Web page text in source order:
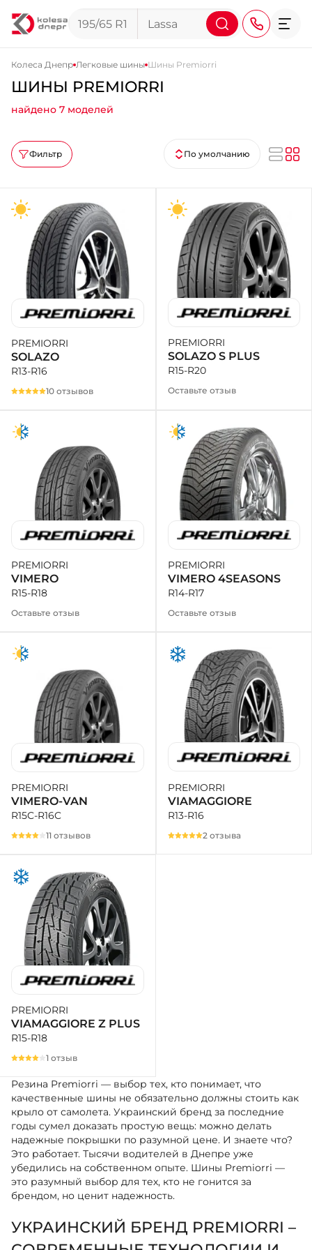
+38 (095) 276-44-44
+38 (067) 911-14-14
- на Щепкина
+38 (098) 911-911-0
- на Тополе
+38 (098) 911-911-4
- на Калиновой
+38 (077) 7-184-184
- Донецкое шоссе
+38 (050)-911-911-2
- Щепкина
+38 (099)-643-33-77
- Тополь
Колеса Днепр Легковые шины Шины Premiorri
ШИНЫ PREMIORRI
найдено 7 моделей
Фильтр По умолчанию
PREMIORRI
SOLAZO
R13-R16
10 отзывов
PREMIORRI
SOLAZO S PLUS
R15-R20
Оставьте отзыв
PREMIORRI
VIMERO
R15-R18
Оставьте отзыв
PREMIORRI
VIMERO 4SEASONS
R14-R17
Оставьте отзыв
PREMIORRI
VIMERO-VAN
R15C-R16C
11 отзывов
PREMIORRI
VIAMAGGIORE
R13-R16
2 отзыва
PREMIORRI
VIAMAGGIORE Z PLUS
R15-R18
1 отзыв
Резина Premiorri — выбор тех, кто понимает, что
качественные шины не обязательно должны стоить как
крыло от самолета. Украинский бренд за последние
годы сумел доказать простую вещь: можно делать
надежные покрышки по разумной цене. И знаете что?
Это работает. Тысячи водителей в Днепре уже
убедились на собственном опыте. Шины Premiorri —
это разумный выбор для тех, кто не гонится за
брендом, но ценит надежность.
УКРАИНСКИЙ БРЕНД PREMIORRI –